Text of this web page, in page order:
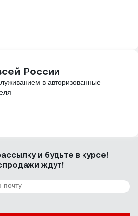
России
в авторизованные
и будьте в курсе!
ждут!